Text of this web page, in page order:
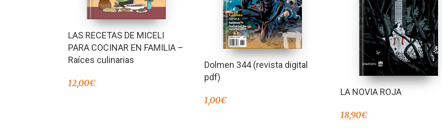
LAS RECETAS DE MICELI
PARA COCINAR EN FAMILIA –
Raíces culinarias
12,00€
Dolmen 344 (revista digital
pdf)
1,00€
LA NOVIA ROJA
18,90€